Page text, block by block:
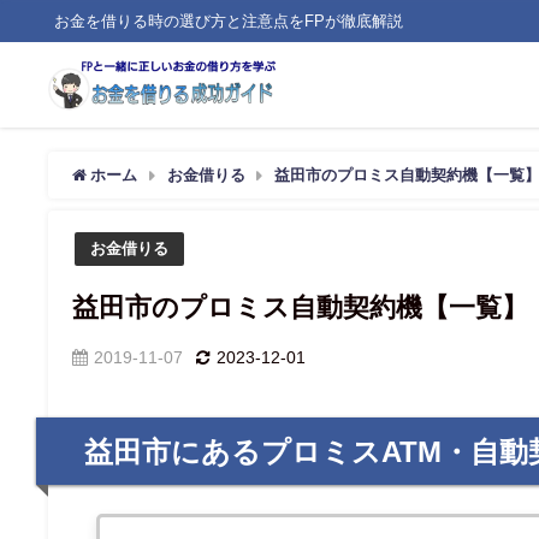
お金を借りる時の選び方と注意点をFPが徹底解説
ホーム お金借りる 益田市のプロミス自動契約機【一覧】
お金借りる
益田市のプロミス自動契約機【一覧】
2019-11-07 2023-12-01
益田市にあるプロミスATM・自動